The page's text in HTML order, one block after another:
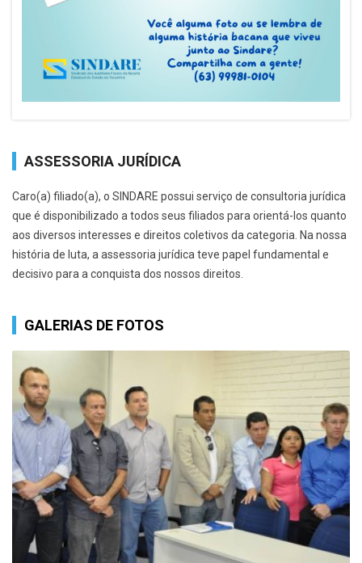
ASSESSORIA JURÍDICA
Caro(a) filiado(a), o SINDARE possui serviço de consultoria jurídica
que é disponibilizado a todos seus filiados para orientá­-los quanto
aos diversos interesses e direitos coletivos da categoria. Na nossa
história de luta, a assessoria jurídica teve papel fundamental e
decisivo para a conquista dos nossos direitos.
GALERIAS DE FOTOS